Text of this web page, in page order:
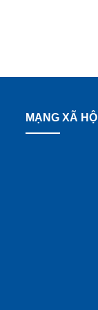
MẠNG XÃ HỘI